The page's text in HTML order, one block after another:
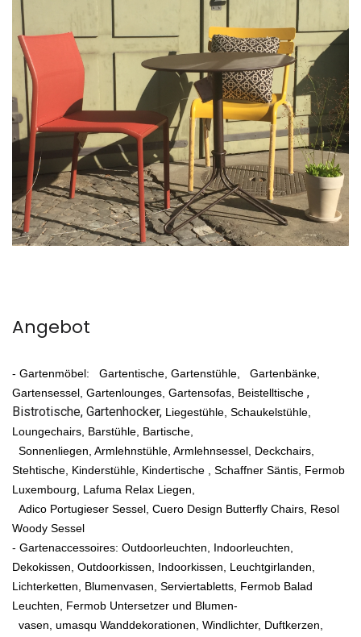
Angebot
- Gartenmöbel: Gartentische, Gartenstühle,
Gartenbänke,
Gartensessel, Gartenlounges, Gartensofas, Beistelltische ,
Bistrotische, Gartenhocker, Liegestühle, Schaukelstühle,
Loungechairs, Barstühle, Bartische,
Sonnenliegen, Armlehnstühle, Armlehnsessel, Deckchairs,
Stehtische, Kinderstühle, Kindertische
, Schaffner Säntis, Fermob
Luxembourg, Lafuma Relax Liegen,
Adico Portugieser Sessel, Cuero Design Butterfly Chairs, Resol
Woody Sessel
- Gartenaccessoires: Outdoorleuchten, Indoorleuchten,
Dekokissen, Outdoorkissen, Indoorkissen, Leuchtgirlanden,
Lichterketten, Blumenvasen, Serviertabletts, Fermob Balad
Leuchten, Fermob Untersetzer und Blumen-
vasen, umasqu Wanddekorationen, Windlichter, Duftkerzen,